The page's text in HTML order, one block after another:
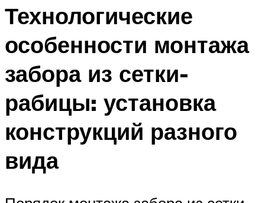
Технологические
особенности монтажа
забора из сетки-
рабицы: установка
конструкций разного
вида